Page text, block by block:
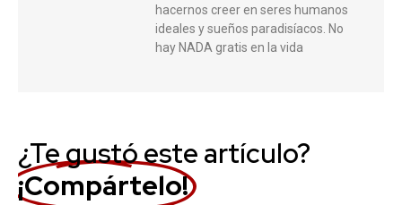
hacernos creer en seres humanos
ideales y sueños paradisíacos. No
hay NADA gratis en la vida
¿Te gustó este artículo?
¡Compártelo!